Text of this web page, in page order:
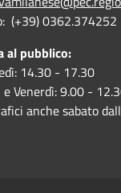
(+39)
al pubblico:
14.30 - 17.30
Venerdì: 9.00 -
anche sabato